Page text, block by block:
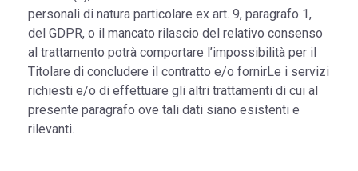
personali di natura particolare ex art. 9, paragrafo 1,
del GDPR, o il mancato rilascio del relativo consenso
al trattamento potrà comportare l’impossibilità per il
Titolare di concludere il contratto e/o fornirLe i servizi
richiesti e/o di effettuare gli altri trattamenti di cui al
presente paragrafo ove tali dati siano esistenti e
rilevanti.